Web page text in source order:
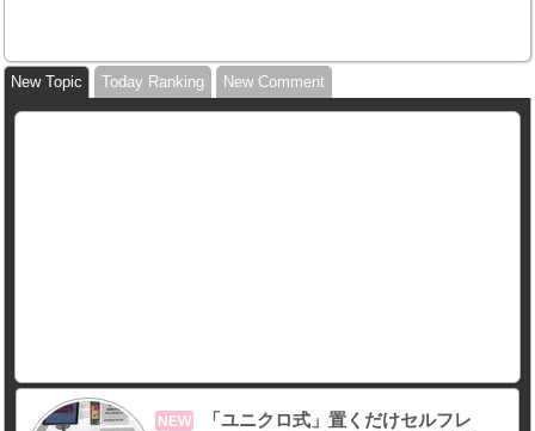
New Topic Today Ranking New Comment
NEW
「ユニクロ式」置くだけセルフレ